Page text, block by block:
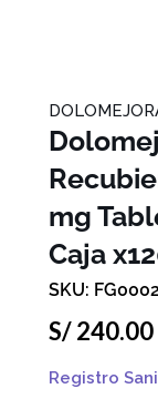
mg
Caja
S/240.00
Registro